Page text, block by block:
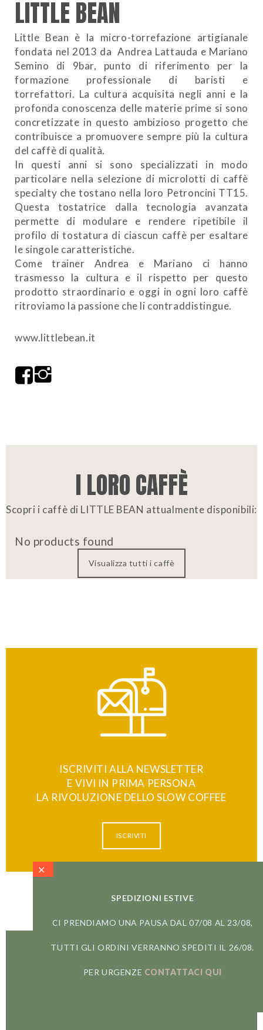
LITTLE BEAN
Little Bean è la micro-torrefazione artigianale
fondata nel 2013 da Andrea Lattauda e Mariano
Semino di 9bar, punto di riferimento per la
formazione professionale di baristi e
torrefattori. La cultura acquisita negli anni e la
profonda conoscenza delle materie prime si sono
concretizzate in questo ambizioso progetto che
contribuisce a promuovere sempre più la cultura
del caffè di qualità.
In questi anni si sono specializzati in modo
particolare nella selezione di microlotti di caffè
specialty che tostano nella loro Petroncini TT15.
Questa tostatrice dalla tecnologia avanzata
permette di modulare e rendere ripetibile il
profilo di tostatura di ciascun caffè per esaltare
le singole caratteristiche.
Come trainer Andrea e Mariano ci hanno
trasmesso la cultura e il rispetto per questo
prodotto straordinario e oggi in ogni loro caffè
ritroviamo la passione che li contraddistingue.
www.littlebean.it
I LORO CAFFÈ
Scopri i caffè di LITTLE BEAN attualmente disponibili:
No products found
Visualizza tutti i caffè
ISCRIVITI ALLA NEWSLETTER
E VIVI IN PRIMA PERSONA
LA RIVOLUZIONE DELLO SLOW COFFEE
ISCRIVITI
SPEDIZIONI ESTIVE
CI PRENDIAMO UNA PAUSA DAL 07/08 AL 23/08,
TUTTI GLI ORDINI VERRANNO SPEDITI IL 26/08.
PER URGENZE CONTATTACI QUI